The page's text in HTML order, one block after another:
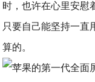
时，也许在心里安慰
只要自己能坚持一直
算的。